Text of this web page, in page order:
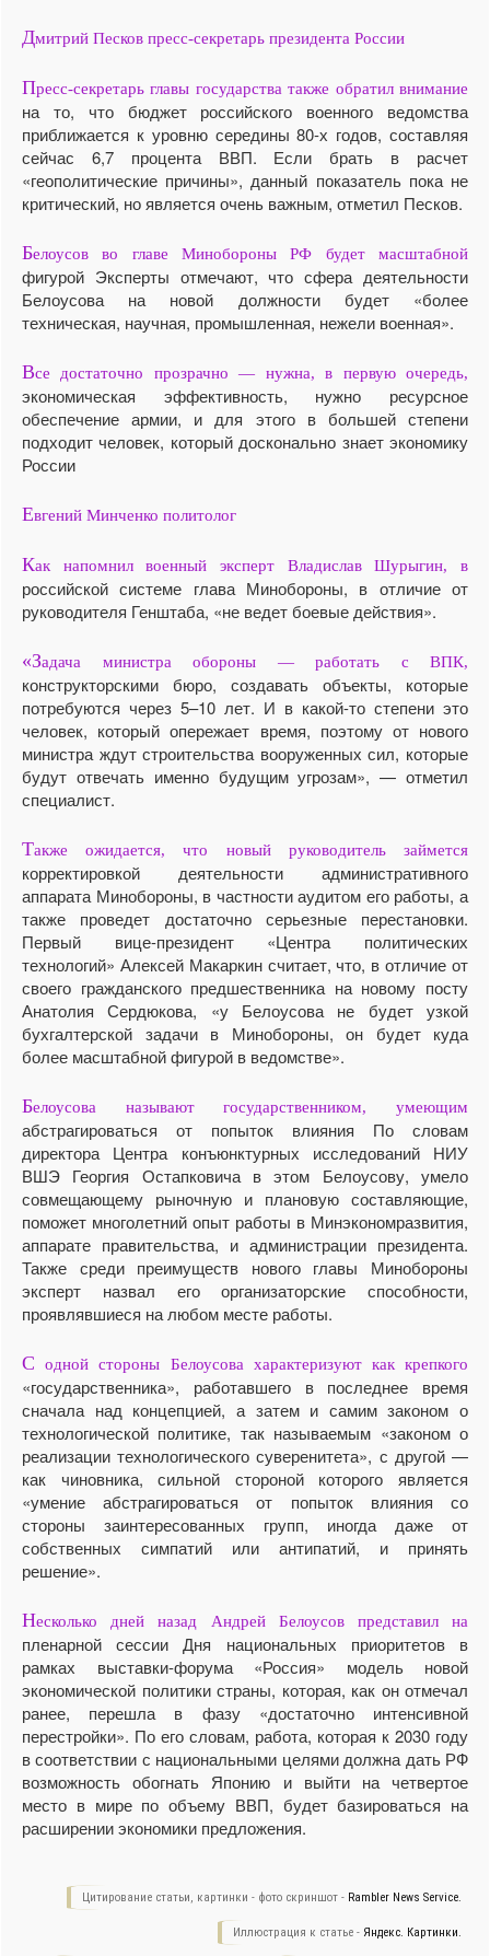
Дмитрий Песков пресс-секретарь президента России
Пресс-секретарь главы государства также обратил внимание
на то, что бюджет российского военного ведомства
приближается к уровню середины 80-х годов, составляя
сейчас 6,7 процента ВВП. Если брать в расчет
«геополитические причины», данный показатель пока не
критический, но является очень важным, отметил Песков.
Белоусов во главе Минобороны РФ будет масштабной
фигурой Эксперты отмечают, что сфера деятельности
Белоусова на новой должности будет «более
техническая, научная, промышленная, нежели военная».
Все достаточно прозрачно — нужна, в первую очередь,
экономическая эффективность, нужно ресурсное
обеспечение армии, и для этого в большей степени
подходит человек, который досконально знает экономику
России
Евгений Минченко политолог
Как напомнил военный эксперт Владислав Шурыгин, в
российской системе глава Минобороны, в отличие от
руководителя Генштаба, «не ведет боевые действия».
«Задача министра обороны — работать с ВПК,
конструкторскими бюро, создавать объекты, которые
потребуются через 5–10 лет. И в какой-то степени это
человек, который опережает время, поэтому от нового
министра ждут строительства вооруженных сил, которые
будут отвечать именно будущим угрозам», — отметил
специалист.
Также ожидается, что новый руководитель займется
корректировкой деятельности административного
аппарата Минобороны, в частности аудитом его работы, а
также проведет достаточно серьезные перестановки.
Первый вице-президент «Центра политических
технологий» Алексей Макаркин считает, что, в отличие от
своего гражданского предшественника на новому посту
Анатолия Сердюкова, «у Белоусова не будет узкой
бухгалтерской задачи в Минобороны, он будет куда
более масштабной фигурой в ведомстве».
Белоусова называют государственником, умеющим
абстрагироваться от попыток влияния По словам
директора Центра конъюнктурных исследований НИУ
ВШЭ Георгия Остапковича в этом Белоусову, умело
совмещающему рыночную и плановую составляющие,
поможет многолетний опыт работы в Минэкономразвития,
аппарате правительства, и администрации президента.
Также среди преимуществ нового главы Минобороны
эксперт назвал его организаторские способности,
проявлявшиеся на любом месте работы.
С одной стороны Белоусова характеризуют как крепкого
«государственника», работавшего в последнее время
сначала над концепцией, а затем и самим законом о
технологической политике, так называемым «законом о
реализации технологического суверенитета», с другой —
как чиновника, сильной стороной которого является
«умение абстрагироваться от попыток влияния со
стороны заинтересованных групп, иногда даже от
собственных симпатий или антипатий, и принять
решение».
Несколько дней назад Андрей Белоусов представил на
пленарной сессии Дня национальных приоритетов в
рамках выставки-форума «Россия» модель новой
экономической политики страны, которая, как он отмечал
ранее, перешла в фазу «достаточно интенсивной
перестройки». По его словам, работа, которая к 2030 году
в соответствии с национальными целями должна дать РФ
возможность обогнать Японию и выйти на четвертое
место в мире по объему ВВП, будет базироваться на
расширении экономики предложения.
Цитирование статьи, картинки - фото скриншот - Rambler News Service.
Иллюстрация к статье - Яндекс. Картинки.